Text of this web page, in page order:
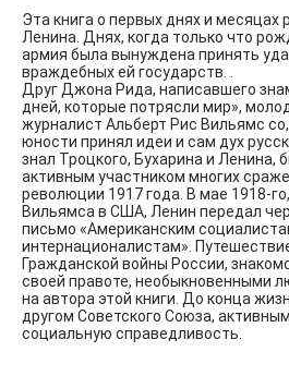
Эта книга о первых днях и месяцах
Ленина. Днях, когда только что
армия была вынуждена принять
враждебных ей государств. .
Друг Джона Рида, написавшего
дней, которые потрясли мир»,
журналист Альберт Рис Вильямс
юности принял идеи и сам дух
знал Троцкого, Бухарина и Ленина,
активным участником многих
революции 1917 года. В мае 1918-
Вильямса в США, Ленин передал
письмо «Американским
интернационалистам».
Гражданской войны России,
своей правоте, необыкновенными
на автора этой книги. До конца
другом Советского Союза,
социальную справедливость.